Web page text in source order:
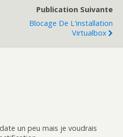
Publication Suivante
Blocage De L'installation
Virtualbox
un peu mais je voudrais